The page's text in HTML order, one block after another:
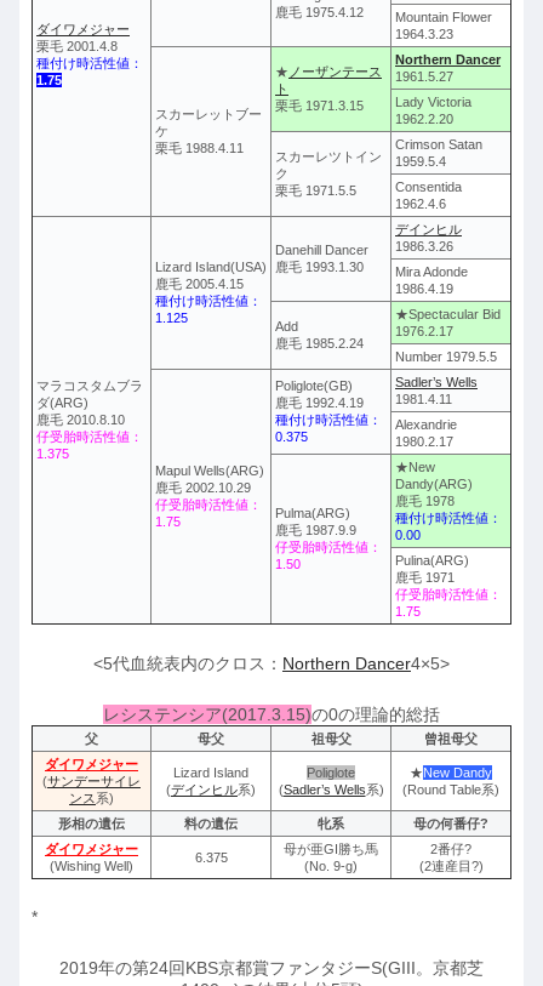
ダイワメジャー
栗毛 2001.4.8
種付け時活性値：
1.75
鹿毛 1975.4.12
Mountain Flower
1964.3.23
スカーレットブー
ケ
栗毛 1988.4.11
★ ノーザンテース
ト
栗毛 1971.3.15
Northern Dancer
1961.5.27
Lady Victoria
1962.2.20
スカーレツトイン
ク
栗毛 1971.5.5
Crimson Satan
1959.5.4
Consentida
1962.4.6
マラコスタムブラ
ダ(ARG)
鹿毛 2010.8.10
仔受胎時活性値：
1.375
Lizard Island(USA)
鹿毛 2005.4.15
種付け時活性値：
1.125
Danehill Dancer
鹿毛 1993.1.30
デインヒル
1986.3.26
Mira Adonde
1986.4.19
Add
鹿毛 1985.2.24
★Spectacular Bid
1976.2.17
Number 1979.5.5
Mapul Wells(ARG)
鹿毛 2002.10.29
仔受胎時活性値：
1.75
Poliglote(GB)
鹿毛 1992.4.19
種付け時活性値：
0.375
Sadler’s Wells
1981.4.11
Alexandrie
1980.2.17
Pulma(ARG)
鹿毛 1987.9.9
仔受胎時活性値：
1.50
★New
Dandy(ARG)
鹿毛 1978
種付け時活性値：
0.00
Pulina(ARG)
鹿毛 1971
仔受胎時活性値：
1.75
<5代血統表内のクロス： Northern Dancer4×5>
レシステンシア(2017.3.15)の0の理論的総括
父 母父 祖母父
曾祖母父
ダイワメジャー
(サンデーサイレ
ンス 系)
Lizard Island
(デインヒル系)
Poliglote
(Sadler’s Wells系)
★New Dandy
(Round Table系)
形相の遺伝 料の遺伝 牝系
母の何番仔?
ダイワメジャー
(Wishing Well)
6.375
母が亜GI勝ち馬
(No. 9-g)
2番仔?
(2連産目?)
*
2019年の第24回KBS京都賞ファンタジーS(GIII。京都芝